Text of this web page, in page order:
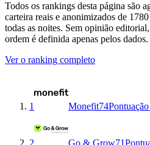
Todos os rankings desta página são
carteira reais e anonimizados de
todas as noites. Sem opinião
ordem é definida apenas pelos dados.
Ver o ranking completo
1 Monefit74